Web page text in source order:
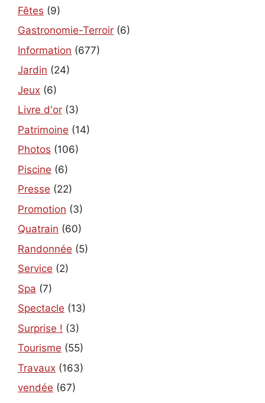
Fêtes (9)
Gastronomie-Terroir (6)
Information (677)
Jardin (24)
Jeux (6)
Livre d'or (3)
Patrimoine (14)
Photos (106)
Piscine (6)
Presse (22)
Promotion (3)
Quatrain (60)
Randonnée (5)
Service (2)
Spa (7)
Spectacle (13)
Surprise ! (3)
Tourisme (55)
Travaux (163)
vendée (67)